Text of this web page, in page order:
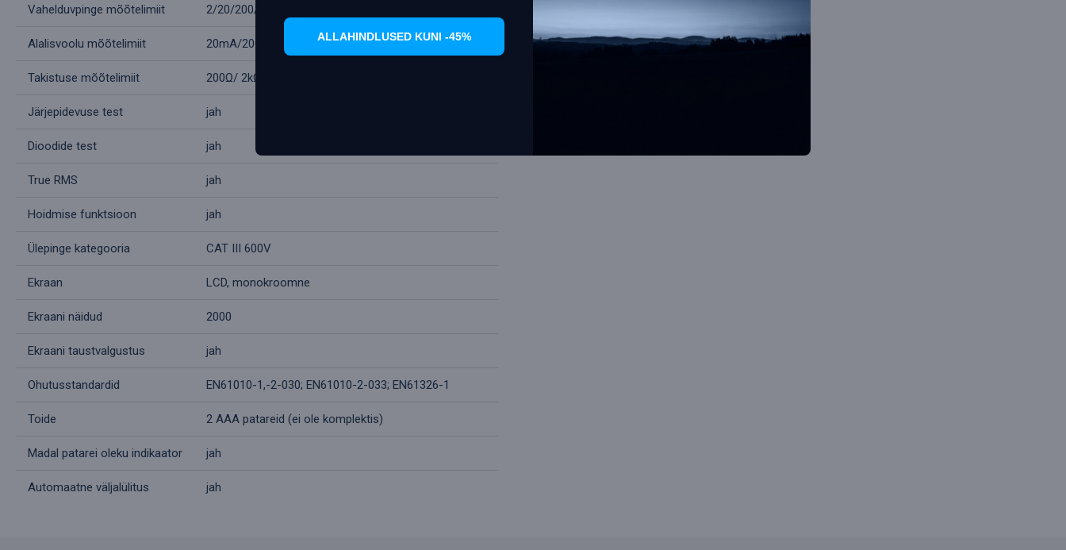
Vahelduvpinge mõõtelimiit 2/20/200/600V: viga ±(1.0%+5)
Alalisvoolu mõõtelimiit 20mA/200mA/10A: viga ±(1.5%+5)
Takistuse mõõtelimiit 200Ω/ 2kΩ/ 20kΩ/ 200kΩ/ 2MΩ/ 20MΩ: viga ±(1.2%+5)
Järjepidevuse test jah
Dioodide test jah
True RMS jah
Hoidmise funktsioon jah
Ülepinge kategooria CAT III 600V
Ekraan LCD, monokroomne
Ekraani näidud 2000
Ekraani taustvalgustus jah
Ohutusstandardid EN61010-1,-2-030; EN61010-2-033; EN61326-1
Toide 2 AAA patareid (ei ole komplektis)
Madal patarei oleku indikaator jah
Automaatne väljalülitus jah
ALLAHINDLUSED KUNI -45%